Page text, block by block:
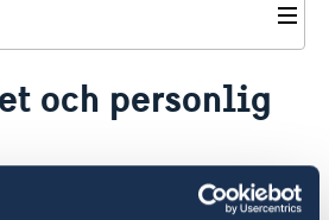
i Mauretanien
och personlig
om än i begränsad